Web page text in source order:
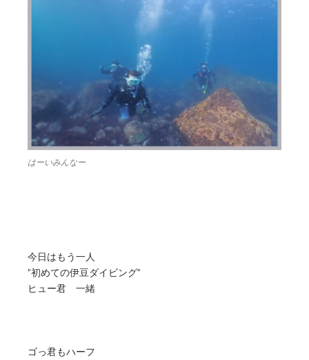
はーいみんなー
今日はもう一人
”初めての伊豆ダイビング”
ヒュー君 一緒
ゴっ君もハーフ